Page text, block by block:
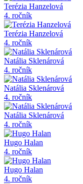
Terézia Hanzelová
4. ročník
Terézia Hanzelová
4. ročník
Natália Sklenárová
4. ročník
Natália Sklenárová
4. ročník
Natália Sklenárová
4. ročník
Hugo Halan
4. ročník
Hugo Halan
4. ročník